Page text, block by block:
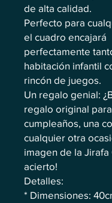
de alta calidad.
Perfecto para
el cuadro encajará
perfectamente
habitación infantil
rincón de juegos.
Un regalo genial:
regalo original
cumpleaños, una
cualquier otra
imagen de la Jirafa
acierto!
Detalles:
* Dimensiones: